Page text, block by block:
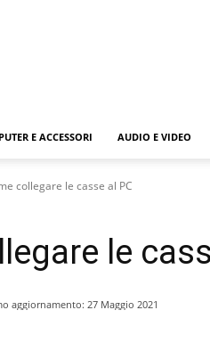
E ACCESSORI AUDIO E VIDEO
collegare le casse al PC
le
aggiornamento: 27 Maggio 2021